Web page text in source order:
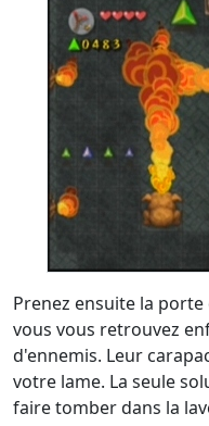
Prenez ensuite la
vous vous retrouvez
d'ennemis. Leur
votre lame. La seule
faire tomber dans la